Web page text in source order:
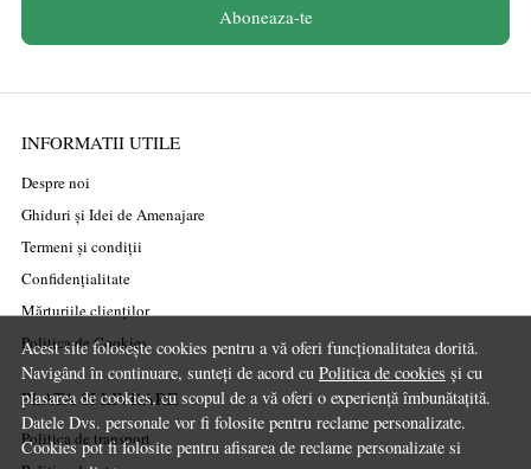
Acest site folosește cookies pentru a vă oferi funcționalitatea dorită.
Navigând în continuare, sunteți de acord cu Politica de cookies și cu
plasarea de cookies, cu scopul de a vă oferi o experiență îmbunătațită.
Datele Dvs. personale vor fi folosite pentru reclame personalizate.
Cookies pot fi folosite pentru afisarea de reclame personalizate si
Aboneaza-te
INFORMATII UTILE
Despre noi
Ghiduri și Idei de Amenajare
Termeni și condiții
Confidențialitate
Mărturiile clienților
Politica de Cookies
PLATA SI LIVRARE
Politica de transport